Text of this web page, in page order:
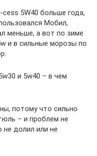
5W40 больше года,
Мобил,
меньше, а вот по зиме
и в сильные морозы по
и 5w40 – в чем
потому что сильно
– и проблем не
не долил или не